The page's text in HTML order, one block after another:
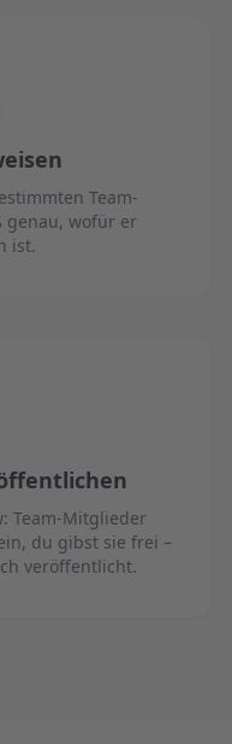
Team-
genau, wofür er
ist.
Team-Mitglieder
du gibst sie frei –
veröffentlicht.